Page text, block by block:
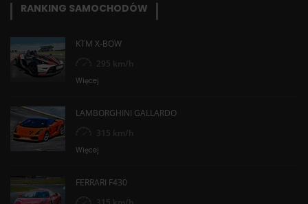
RANKING SAMOCHODÓW
KTM X-BOW
295 km/h
Więcej
LAMBORGHINI GALLARDO
315 km/h
Więcej
FERRARI F430